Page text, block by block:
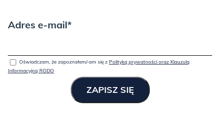
Adres e-mail*
Oświadczam, że zapoznałem/-am się z Polityką prywatności oraz Klauzulą
Informacyjną RODO